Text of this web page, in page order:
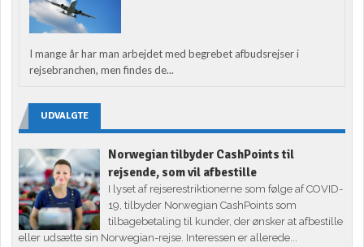
I mange år har man arbejdet med begrebet afbudsrejser i
rejsebranchen, men findes de...
UDVALGTE
Norwegian tilbyder CashPoints til
rejsende, som vil afbestille
I lyset af rejserestriktionerne som følge af COVID-
19, tilbyder Norwegian CashPoints som
tilbagebetaling til kunder, der ønsker at afbestille
eller udsætte sin Norwegian-rejse. Interessen er allerede...